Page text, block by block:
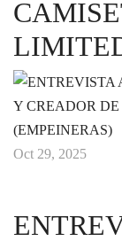
Oct 29, 2025